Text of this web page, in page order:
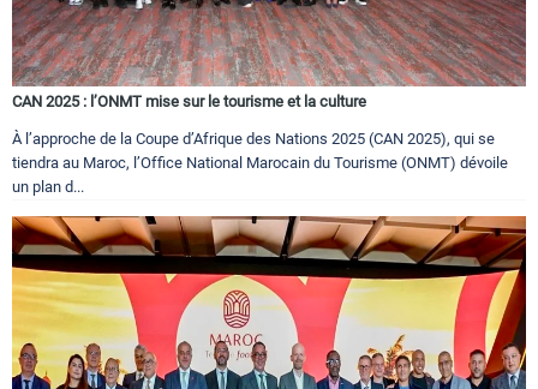
CAN 2025 : l’ONMT mise sur le tourisme et la culture
À l’approche de la Coupe d’Afrique des Nations 2025 (CAN 2025), qui se
tiendra au Maroc, l’Office National Marocain du Tourisme (ONMT) dévoile
un plan d...